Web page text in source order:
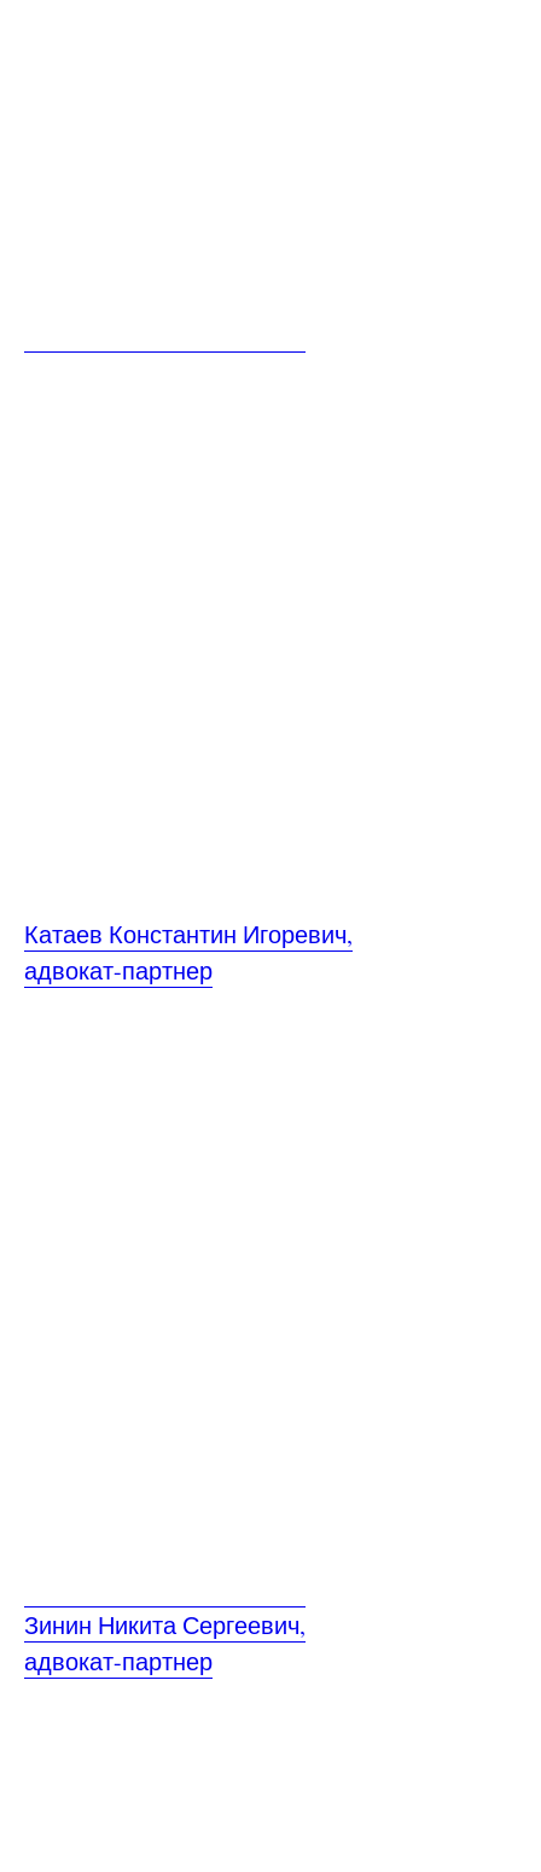
Катаев Константин Игоревич,
адвокат-партнер
Зинин Никита Сергеевич,
адвокат-партнер